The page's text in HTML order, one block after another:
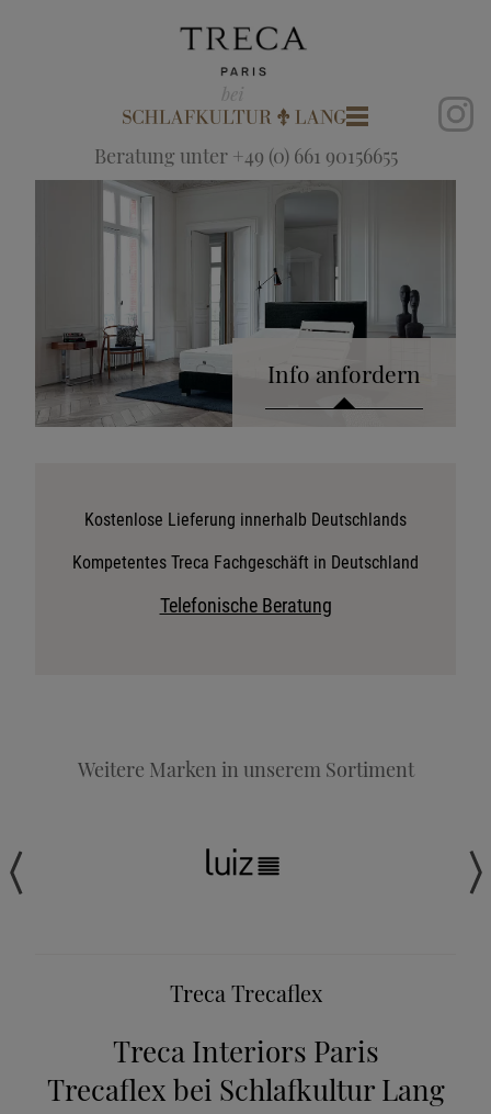
Beratung unter +49 (0) 661 90156655
Info anfordern
Stoffkollektion anfordern
Telefonische Beratung anfordern
Kostenlose Lieferung innerhalb Deutschlands
Kompetentes Treca Fachgeschäft in Deutschland
Telefonische Beratung
Weitere Marken in unserem Sortiment
Treca Trecaflex
Treca Interiors Paris
Trecaflex bei Schlafkultur Lang